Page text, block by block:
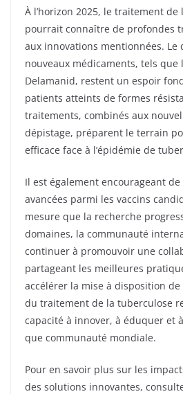
À l’horizon 2025, le traitement de
pourrait connaître de profondes
aux innovations mentionnées. Le
nouveaux médicaments, tels que
Delamanid, restent un espoir
patients atteints de formes
traitements, combinés aux
dépistage, préparent le terrain
efficace face à l’épidémie de
Il est également encourageant
avancées parmi les vaccins
mesure que la recherche
domaines, la communauté
continuer à promouvoir une
partageant les meilleures
accélérer la mise à disposition de
du traitement de la tuberculose
capacité à innover, à éduquer et
que communauté mondiale.
Pour en savoir plus sur les
des solutions innovantes,